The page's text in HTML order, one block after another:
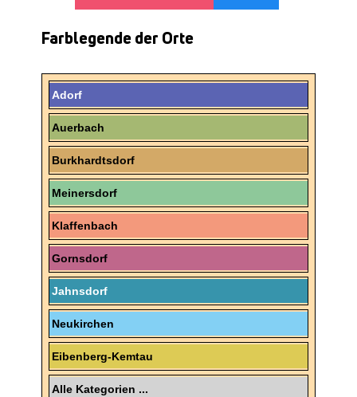
Farblegende der Orte
Adorf
Auerbach
Burkhardtsdorf
Meinersdorf
Klaffenbach
Gornsdorf
Jahnsdorf
Neukirchen
Eibenberg-Kemtau
Alle Kategorien ...